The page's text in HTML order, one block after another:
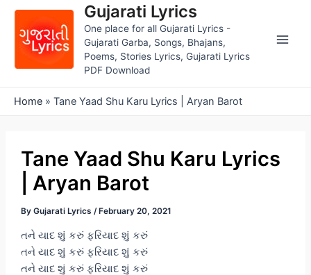
content
Gujarati Lyrics
One place for all Gujarati Lyrics -
Gujarati Garba, Songs, Bhajans,
Poems, Stories Lyrics, Gujarati Lyrics
PDF Download
Home » Tane Yaad Shu Karu Lyrics | Aryan Barot
Tane Yaad Shu Karu Lyrics
| Aryan Barot
By Gujarati Lyrics / February 20, 2021
તને યાદ શું કરું ફરિયાદ શું કરું
તને યાદ શું કરું ફરિયાદ શું કરું
તને યાદ શું કરું ફરિયાદ શું કરું